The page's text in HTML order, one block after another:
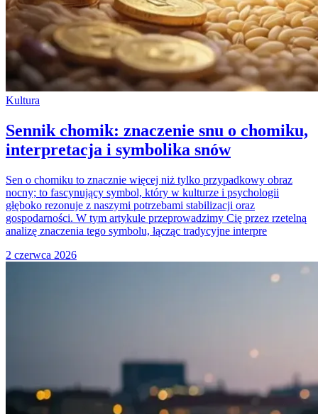
Kultura
Sennik chomik: znaczenie snu o chomiku,
interpretacja i symbolika snów
Sen o chomiku to znacznie więcej niż tylko przypadkowy obraz
nocny; to fascynujący symbol, który w kulturze i psychologii
głęboko rezonuje z naszymi potrzebami stabilizacji oraz
gospodarności. W tym artykule przeprowadzimy Cię przez rzetelną
analizę znaczenia tego symbolu, łącząc tradycyjne interpre
2 czerwca 2026